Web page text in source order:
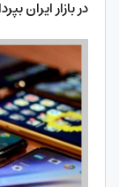
در بازار ایران